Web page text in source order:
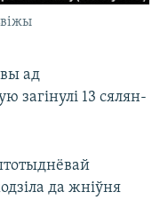
ад
загінулі 13 сялян-
да жніўня